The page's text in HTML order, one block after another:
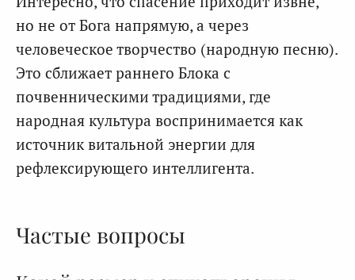
но не от Бога напрямую, а через
человеческое творчество (народную песню).
Это сближает раннего Блока с
почвенническими традициями, где
народная культура воспринимается как
источник витальной энергии для
рефлексирующего интеллигента.
Частые вопросы